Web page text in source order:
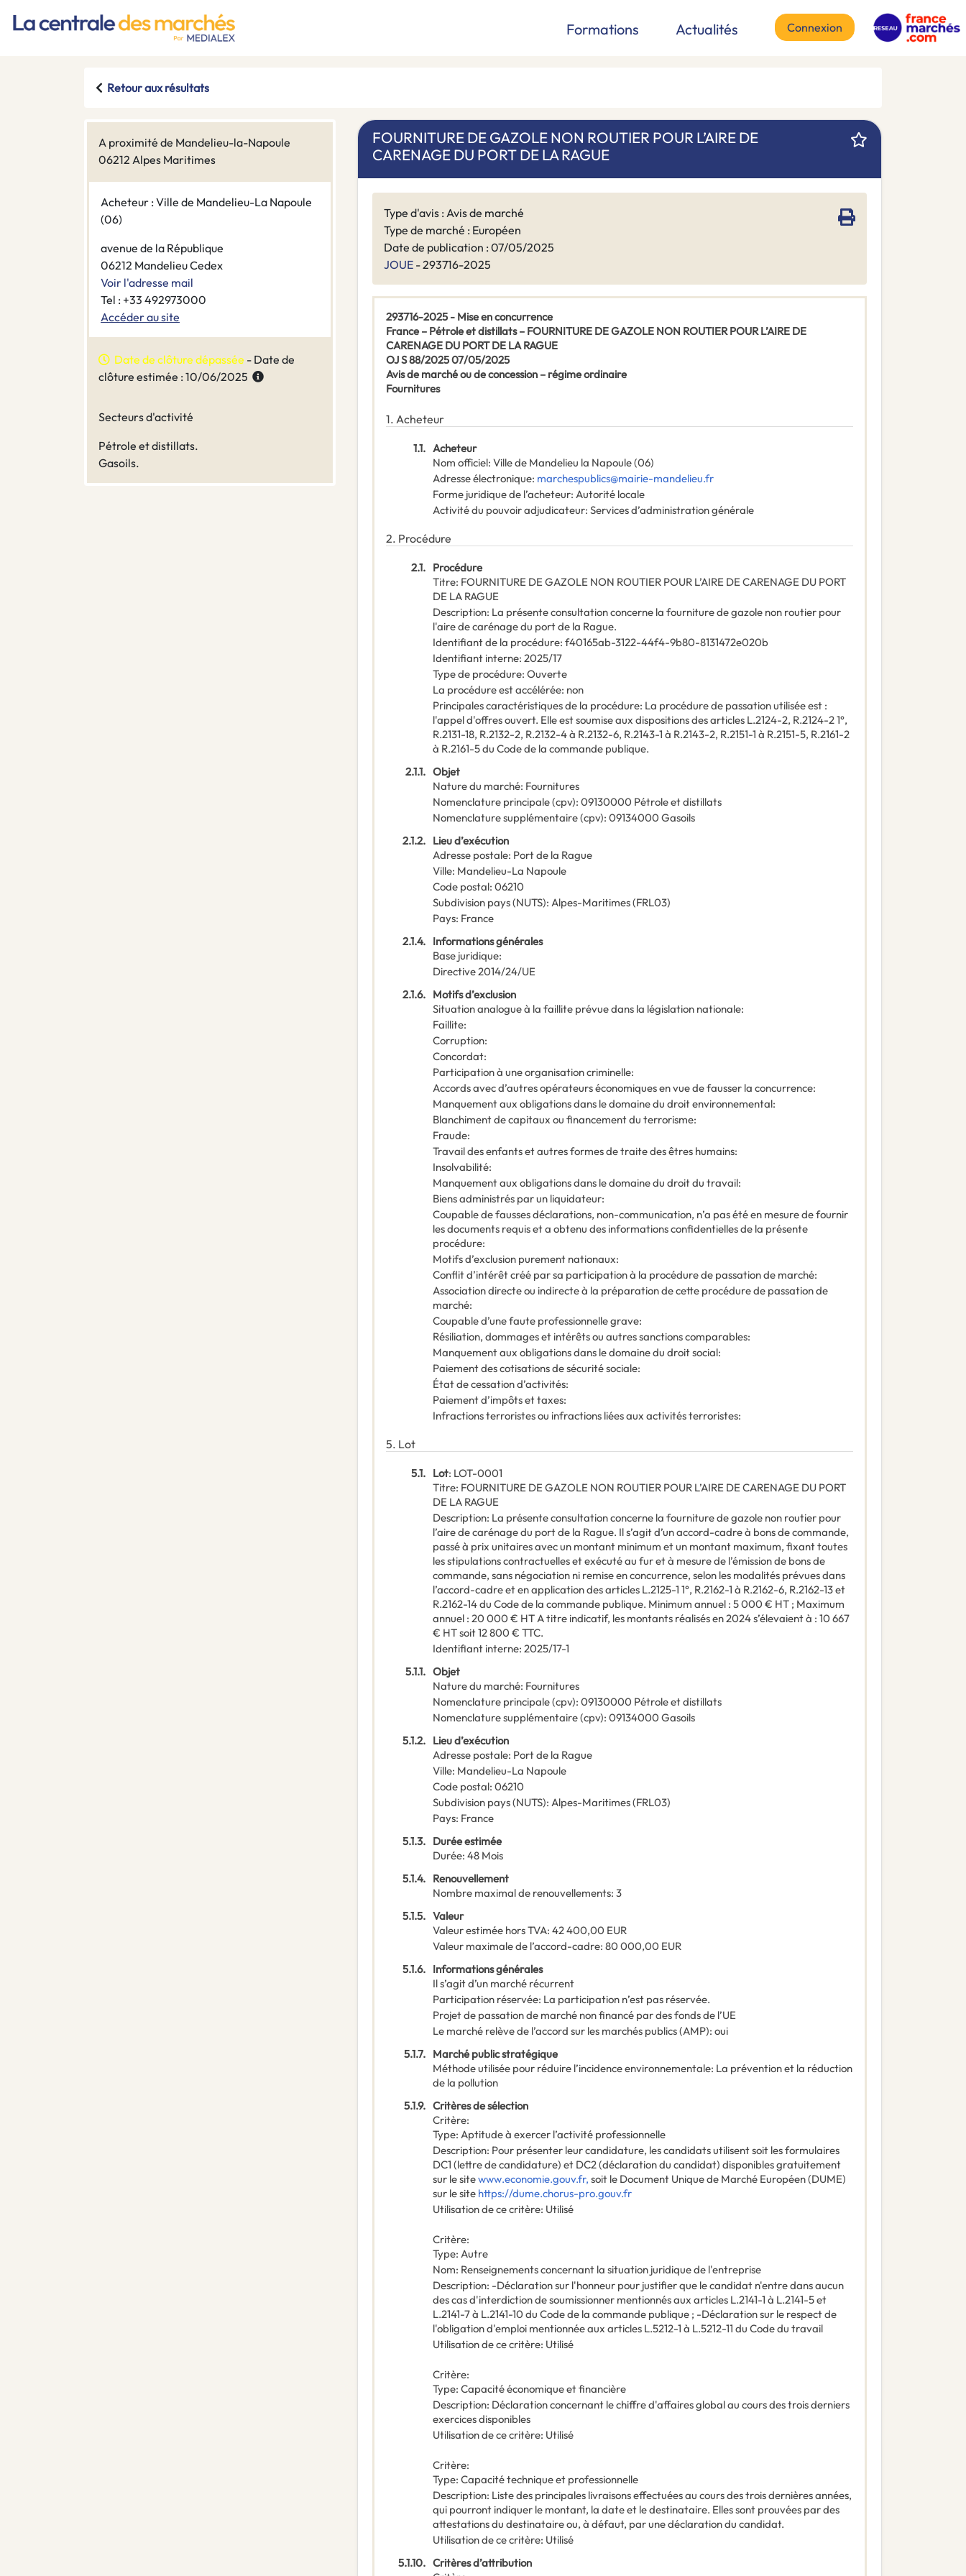
Formations Actualités Connexion
Retour aux résultats
A proximité de Mandelieu-la-Napoule
06212 Alpes Maritimes
Acheteur : Ville de Mandelieu-La Napoule
(06)
avenue de la République
06212 Mandelieu Cedex
Voir l'adresse mail
Tel : +33 492973000
Accéder au site
Date de clôture dépassée - Date de
clôture estimée : 10/06/2025
Secteurs d'activité
Pétrole et distillats.
Gasoils.
FOURNITURE DE GAZOLE NON ROUTIER POUR L’AIRE DE
CARENAGE DU PORT DE LA RAGUE
Type d'avis : Avis de marché
Type de marché : Européen
Date de publication : 07/05/2025
JOUE - 293716-2025
293716-2025 - Mise en concurrence
France – Pétrole et distillats – FOURNITURE DE GAZOLE NON ROUTIER POUR L’AIRE DE
CARENAGE DU PORT DE LA RAGUE
OJ S 88/2025 07/05/2025
Avis de marché ou de concession – régime ordinaire
Fournitures
1. Acheteur
1.1. Acheteur
Nom officiel: Ville de Mandelieu la Napoule (06)
Adresse électronique: marchespublics@mairie-mandelieu.fr
Forme juridique de l’acheteur: Autorité locale
Activité du pouvoir adjudicateur: Services d’administration générale
2. Procédure
2.1. Procédure
Titre: FOURNITURE DE GAZOLE NON ROUTIER POUR L’AIRE DE CARENAGE DU PORT
DE LA RAGUE
Description: La présente consultation concerne la fourniture de gazole non routier pour
l'aire de carénage du port de la Rague.
Identifiant de la procédure: f40165ab-3122-44f4-9b80-8131472e020b
Identifiant interne: 2025/17
Type de procédure: Ouverte
La procédure est accélérée: non
Principales caractéristiques de la procédure: La procédure de passation utilisée est :
l'appel d'offres ouvert. Elle est soumise aux dispositions des articles L.2124-2, R.2124-2 1°,
R.2131-18, R.2132-2, R.2132-4 à R.2132-6, R.2143-1 à R.2143-2, R.2151-1 à R.2151-5, R.2161-2
à R.2161-5 du Code de la commande publique.
2.1.1. Objet
Nature du marché: Fournitures
Nomenclature principale(cpv): 09130000 Pétrole et distillats
Nomenclature supplémentaire(cpv): 09134000 Gasoils
2.1.2. Lieu d’exécution
Adresse postale: Port de la Rague
Ville: Mandelieu-La Napoule
Code postal: 06210
Subdivision pays (NUTS): Alpes-Maritimes(FRL03)
Pays: France
2.1.4. Informations générales
Base juridique:
Directive 2014/24/UE
2.1.6. Motifs d’exclusion
Situation analogue à la faillite prévue dans la législation nationale:
Faillite:
Corruption:
Concordat:
Participation à une organisation criminelle:
Accords avec d’autres opérateurs économiques en vue de fausser la concurrence:
Manquement aux obligations dans le domaine du droit environnemental:
Blanchiment de capitaux ou financement du terrorisme:
Fraude:
Travail des enfants et autres formes de traite des êtres humains:
Insolvabilité:
Manquement aux obligations dans le domaine du droit du travail:
Biens administrés par un liquidateur:
Coupable de fausses déclarations, non-communication, n’a pas été en mesure de fournir
les documents requis et a obtenu des informations confidentielles de la présente
procédure:
Motifs d’exclusion purement nationaux:
Conflit d’intérêt créé par sa participation à la procédure de passation de marché:
Association directe ou indirecte à la préparation de cette procédure de passation de
marché:
Coupable d’une faute professionnelle grave:
Résiliation, dommages et intérêts ou autres sanctions comparables:
Manquement aux obligations dans le domaine du droit social:
Paiement des cotisations de sécurité sociale:
État de cessation d’activités:
Paiement d’impôts et taxes:
Infractions terroristes ou infractions liées aux activités terroristes:
5. Lot
5.1. Lot: LOT-0001
Titre: FOURNITURE DE GAZOLE NON ROUTIER POUR L’AIRE DE CARENAGE DU PORT
DE LA RAGUE
Description: La présente consultation concerne la fourniture de gazole non routier pour
l’aire de carénage du port de la Rague. Il s’agit d’un accord-cadre à bons de commande,
passé à prix unitaires avec un montant minimum et un montant maximum, fixant toutes
les stipulations contractuelles et exécuté au fur et à mesure de l’émission de bons de
commande, sans négociation ni remise en concurrence, selon les modalités prévues dans
l’accord-cadre et en application des articles L.2125-1 1°, R.2162-1 à R.2162-6, R.2162-13 et
R.2162-14 du Code de la commande publique. Minimum annuel : 5 000 € HT ; Maximum
annuel : 20 000 € HT A titre indicatif, les montants réalisés en 2024 s’élevaient à : 10 667
€ HT soit 12 800 € TTC.
Identifiant interne: 2025/17-1
5.1.1. Objet
Nature du marché: Fournitures
Nomenclature principale(cpv): 09130000 Pétrole et distillats
Nomenclature supplémentaire(cpv): 09134000 Gasoils
5.1.2. Lieu d’exécution
Adresse postale: Port de la Rague
Ville: Mandelieu-La Napoule
Code postal: 06210
Subdivision pays (NUTS): Alpes-Maritimes(FRL03)
Pays: France
5.1.3. Durée estimée
Durée: 48 Mois
5.1.4. Renouvellement
Nombre maximal de renouvellements: 3
5.1.5. Valeur
Valeur estimée hors TVA: 42 400,00 EUR
Valeur maximale de l’accord-cadre: 80 000,00 EUR
5.1.6. Informations générales
Il s’agit d’un marché récurrent
Participation réservée: La participation n’est pas réservée.
Projet de passation de marché non financé par des fonds de l’UE
Le marché relève de l’accord sur les marchés publics (AMP): oui
5.1.7. Marché public stratégique
Méthode utilisée pour réduire l’incidence environnementale: La prévention et la réduction
de la pollution
5.1.9. Critères de sélection
Critère:
Type: Aptitude à exercer l’activité professionnelle
Description: Pour présenter leur candidature, les candidats utilisent soit les formulaires
DC1 (lettre de candidature) et DC2 (déclaration du candidat) disponibles gratuitement
sur le sitewww.economie.gouv.fr, soit le Document Unique de Marché Européen (DUME)
sur le site https://dume.chorus-pro.gouv.fr
Utilisation de ce critère: Utilisé
Critère:
Type: Autre
Nom: Renseignements concernant la situation juridique de l'entreprise
Description: -Déclaration sur l'honneur pour justifier que le candidat n'entre dans aucun
des cas d'interdiction de soumissionner mentionnés aux articles L.2141-1 à L.2141-5 et
L.2141-7 à L.2141-10 du Code de la commande publique ; -Déclaration sur le respect de
l'obligation d'emploi mentionnée aux articles L.5212-1 à L.5212-11 du Code du travail
Utilisation de ce critère: Utilisé
Critère:
Type: Capacité économique et financière
Description: Déclaration concernant le chiffre d'affaires global au cours des trois derniers
exercices disponibles
Utilisation de ce critère: Utilisé
Critère:
Type: Capacité technique et professionnelle
Description: Liste des principales livraisons effectuées au cours des trois dernières années,
qui pourront indiquer le montant, la date et le destinataire. Elles sont prouvées par des
attestations du destinataire ou, à défaut, par une déclaration du candidat.
Utilisation de ce critère: Utilisé
5.1.10. Critères d’attribution